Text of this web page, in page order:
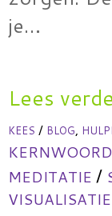
je…
Lees
KEES / BLOG,
MEDITATIE /
VISUALISATIE